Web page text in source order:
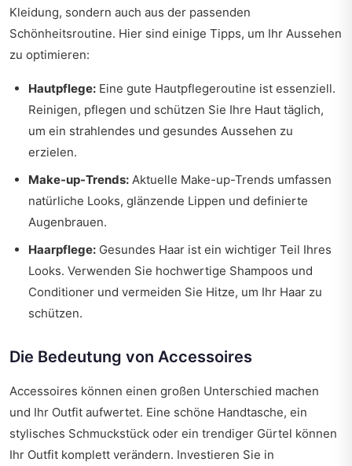
Kleidung, sondern auch aus der passenden
Schönheitsroutine. Hier sind einige Tipps, um Ihr Aussehen
zu optimieren:
Hautpflege: Eine gute Hautpflegeroutine ist essenziell.
Reinigen, pflegen und schützen Sie Ihre Haut täglich,
um ein strahlendes und gesundes Aussehen zu
erzielen.
Make-up-Trends: Aktuelle Make-up-Trends umfassen
natürliche Looks, glänzende Lippen und definierte
Augenbrauen.
Haarpflege: Gesundes Haar ist ein wichtiger Teil Ihres
Looks. Verwenden Sie hochwertige Shampoos und
Conditioner und vermeiden Sie Hitze, um Ihr Haar zu
schützen.
Die Bedeutung von Accessoires
Accessoires können einen großen Unterschied machen
und Ihr Outfit aufwertet. Eine schöne Handtasche, ein
stylisches Schmuckstück oder ein trendiger Gürtel können
Ihr Outfit komplett verändern. Investieren Sie in